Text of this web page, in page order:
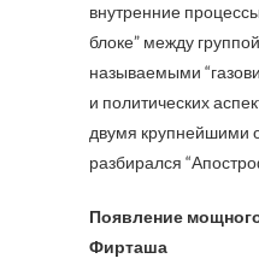
внутренние
блоке” между
называемыми
и политических
двумя крупнейшими
разбирался
Появление
Фирташа